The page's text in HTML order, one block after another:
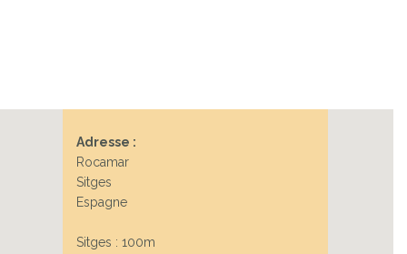
Adresse :
Rocamar
Sitges
Espagne
Sitges : 100m